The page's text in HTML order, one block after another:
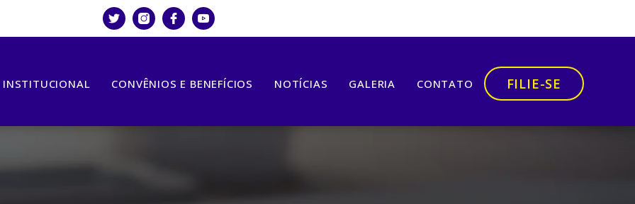
INSTITUCIONAL CONVÊNIOS E BENEFÍCIOS NOTÍCIAS GALERIA CONTATO FILIE-SE